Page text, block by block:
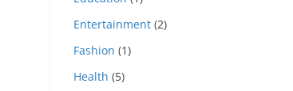
Entertainment (2)
Fashion (1)
Health (5)